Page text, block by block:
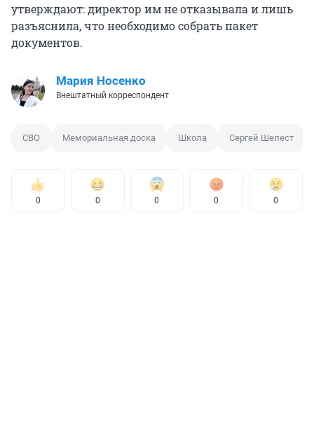
утверждают: директор им не отказывала и лишь
разъяснила, что необходимо собрать пакет
документов.
Мария Носенко
Внештатный корреспондент
СВО Мемориальная доска Школа Сергей Шелест
0 0 0 0 0